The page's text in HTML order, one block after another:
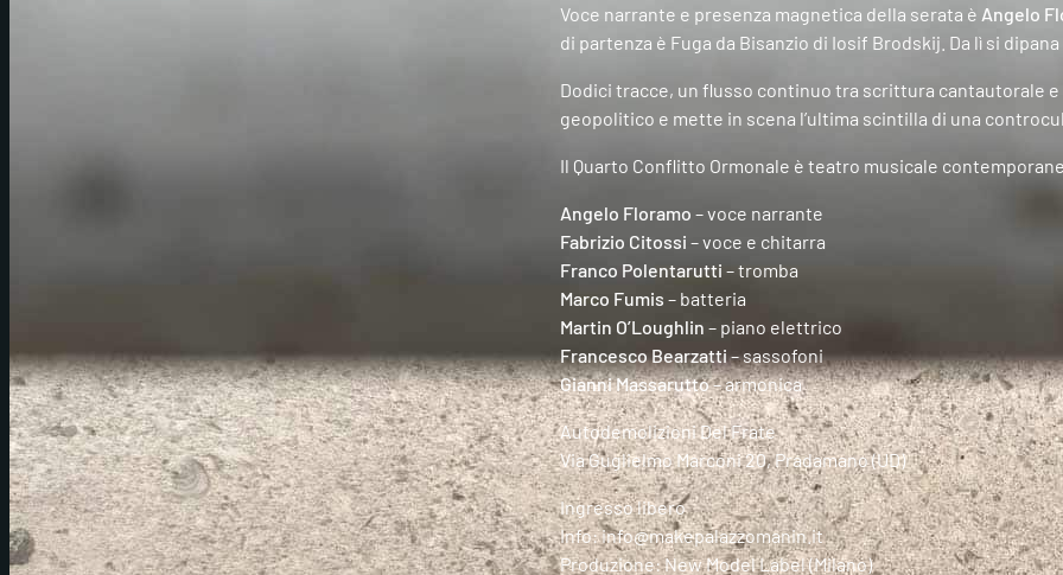
Voce narrante e presenza magnetica della serata è Angelo
di partenza è Fuga da Bisanzio di Iosif Brodskij. Da lì si
Dodici tracce, un flusso continuo tra scrittura cantautorale
geopolitico e mette in scena l’ultima scintilla di una
Il Quarto Conflitto Ormonale è teatro musicale
Angelo Floramo – voce narrante
Fabrizio Citossi – voce e chitarra
Franco Polentarutti – tromba
Marco Fumis – batteria
Martin O’Loughlin – piano elettrico
Francesco Bearzatti– sassofoni
Gianni Massarutto– armonica
Autodemolizioni Del Frate
Via Guglielmo Marconi 20, Pradamano (UD)
Ingresso libero
Info: info@makepalazzomanin.it
Produzione: New Model Label (Milano)